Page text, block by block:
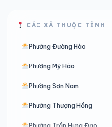
CÁC XÃ THUỘC TỈNH
Phường Đường Hào
Phường Mỹ Hào
Phường Sơn Nam
Phường Thượng Hồng
Phường Trần Hưng Đạo